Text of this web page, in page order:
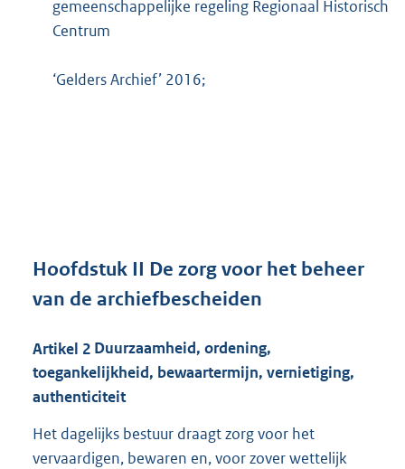
gemeenschappelijke regeling Regionaal Historisch
Centrum
‘Gelders Archief’ 2016;
Hoofdstuk II De zorg voor het beheer
van de archiefbescheiden
Artikel 2 Duurzaamheid, ordening,
toegankelijkheid, bewaartermijn, vernietiging,
authenticiteit
Het dagelijks bestuur draagt zorg voor het
vervaardigen, bewaren en, voor zover wettelijk